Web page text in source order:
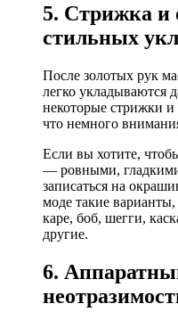
5. Стрижка и
стильных
После золотых рук
легко укладываются
некоторые стрижки и
что немного
Если вы хотите,
— ровными, гладкими
записаться на
моде такие варианты,
каре, боб, шегги,
другие.
6.